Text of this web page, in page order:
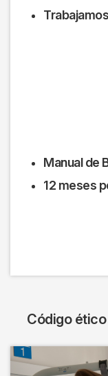
Manual de
12 meses
Código ético
Imagen